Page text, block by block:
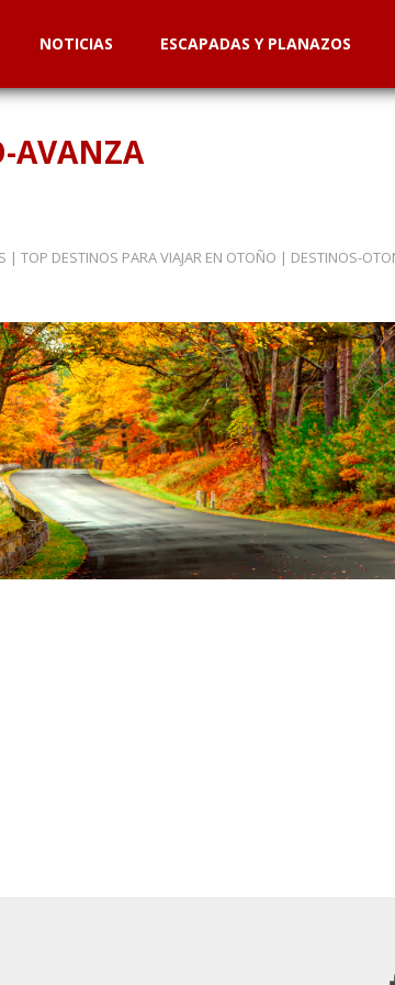
NOTICIAS ESCAPADAS Y PLANAZOS
AVANZA
| TOP DESTINOS PARA VIAJAR EN OTOÑO | DESTINOS-